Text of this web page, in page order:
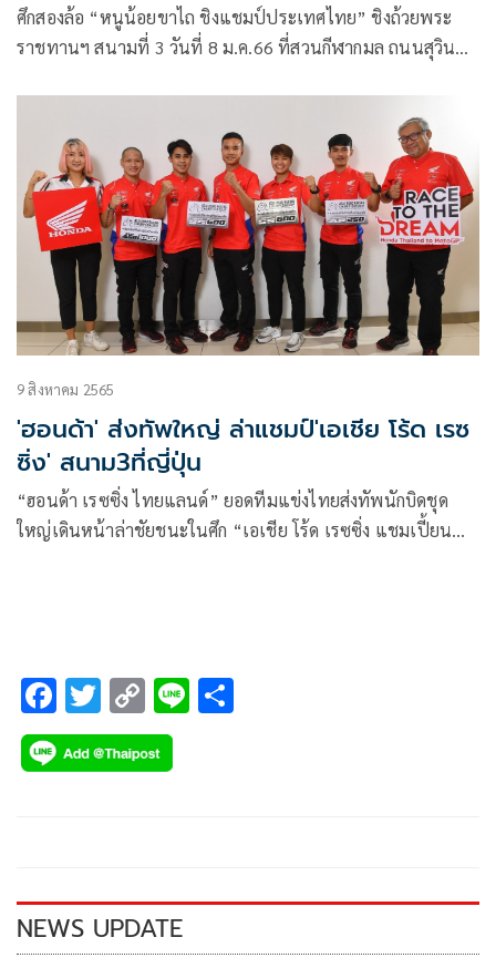
ศึกสองล้อ “หนูน้อยขาไถ ชิงแชมป์ประเทศไทย” ชิงถ้วยพระ
ราชทานฯ สนามที่ 3 วันที่ 8 ม.ค.66 ที่สวนกีฬากมล ถนนสุวินท
อุปสรรค ด้าน “เอฟบีที” เปิดโอกาสให้เด็ก ๆ ซ้อมฟรีไม่มีวัน
หยุด รวมไปถึงช่วงเทศกาลปีใหม่ด้วย ขณะที่บรรดาผู้ปกครอง
ขอบคุณ “เสธ.หมึก” ที่จัดกิจกรรมดี ๆ ทำให้เด็กมีทักษะเพื่อต่อย
อดไปปั่นจักรยานประเภทต่าง ๆ ทั้งบีเอ็มเอ็กซ์, เสือภูเขา, ถนน
และลู่ นอกจากนี้ยังเป็นการส่งเสริมสถาบันครอบครัวให้เข้มแข็ง
พร้อมเรียกร้องให้ไปจัดชิงชัยที่ต่างจังหวัดเอาใจแฟน ๆ ขาไถทั่ว
ประเทศ
9 สิงหาคม 2565
'ฮอนด้า' ส่งทัพใหญ่ ล่าแชมป์'เอเชีย โร้ด เรซ
ซิ่ง' สนาม3ที่ญี่ปุ่น
“ฮอนด้า เรซซิ่ง ไทยแลนด์” ยอดทีมแข่งไทยส่งทัพนักบิดชุด
ใหญ่เดินหน้าล่าชัยชนะในศึก “เอเชีย โร้ด เรซซิ่ง แชมเปี้ยน
SI Racing with Thai Honda) ร่วมด้วยอีกหนึ่งนักแข่งหญิงแกร่ง
อย่าง “มุกข์” มุกข์ลดา สารพืช ที่ได้รับสิทธิ์ “ไวลด์การ์ด” ลง
ทำการแข่งขันในรุ่นซูเปอร์สปอร์ต 600 ซีซี (SS600)
F
ac
e
k
T
wi
tt
C
o
p
k
Li
NEWS UPDATE